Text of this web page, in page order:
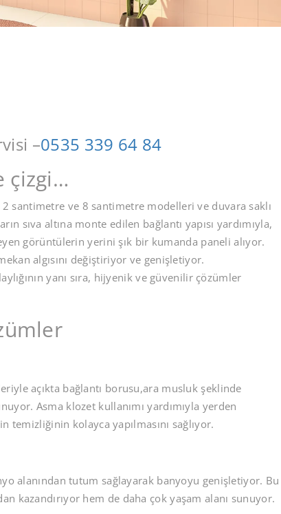
–0535 339 64 84
çizgi…
santimetre ve 8 santimetre modelleri ve duvara saklı
sıva altına monte edilen bağlantı yapısı yardımıyla,
görüntülerin yerini şık bir kumanda paneli alıyor.
algısını değiştiriyor ve genişletiyor.
yanı sıra, hijyenik ve güvenilir çözümler
açıkta bağlantı borusu,ara musluk şeklinde
Asma klozet kullanımı yardımıyla yerden
temizliğinin kolayca yapılmasını sağlıyor.
alanından tutum sağlayarak banyoyu genişletiyor. Bu
kazandırıyor hem de daha çok yaşam alanı sunuyor.